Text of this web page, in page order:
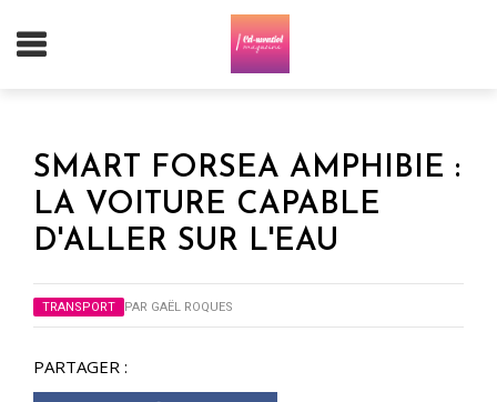
SMART FORSEA AMPHIBIE :
LA VOITURE CAPABLE
D'ALLER SUR L'EAU
TRANSPORT PAR GAËL ROQUES
PARTAGER :